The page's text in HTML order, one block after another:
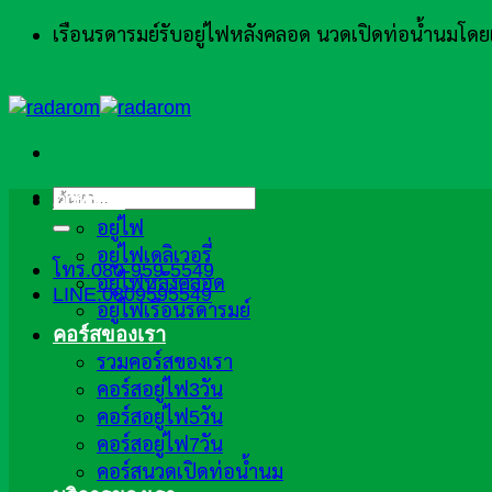
ข้าม
เนื้อหา
เรือนรดารมย์รับอยู่ไฟหลังคลอด นวดเปิดท่อน้ำนมโ
ค้นหา:
โทร.080-959-5549
LINE:0809595549
ภาพรวม
อยู่ไฟ
อยู่ไฟเดลิเวอรี่
อยู่ไฟหลังคลอด
อยู่ไฟเรือนรดารมย์
คอร์สของเรา
รวมคอร์สของเรา
คอร์สอยู่ไฟ3วัน
คอร์สอยู่ไฟ5วัน
คอร์สอยู่ไฟ7วัน
คอร์สนวดเปิดท่อน้ำนม